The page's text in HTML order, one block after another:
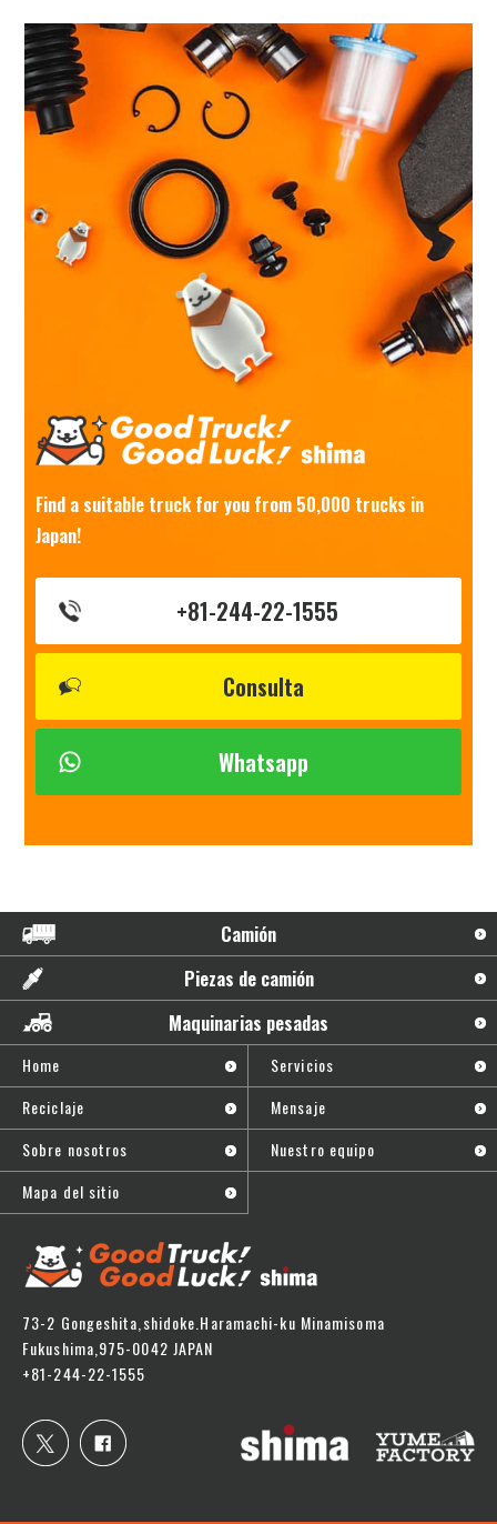
Find a suitable truck for you from 50,000 trucks in
Japan!
+81-244-22-1555
Consulta
Whatsapp
73-2 Gongeshita,shidoke.Haramachi-ku Minamisoma
Fukushima,975-0042 JAPAN
+81-244-22-1555
Home
Servicios
Reciclaje
Mensaje
Sobre nosotros
Nuestro equipo
Mapa del sitio
Camión
Piezas de camión
Maquinarias pesadas